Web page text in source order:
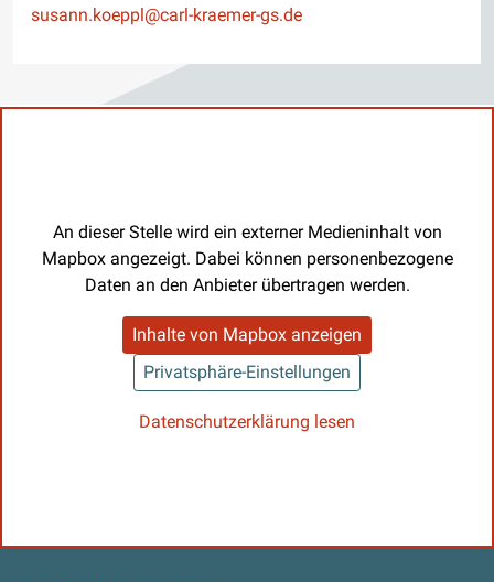
E-Mail
susann.koeppl@carl-kraemer-gs.de
An dieser Stelle wird ein externer Medieninhalt von
Mapbox angezeigt. Dabei können personenbezogene
Daten an den Anbieter übertragen werden.
Inhalte von Mapbox anzeigen
Privatsphäre-Einstellungen
Datenschutzerklärung lesen